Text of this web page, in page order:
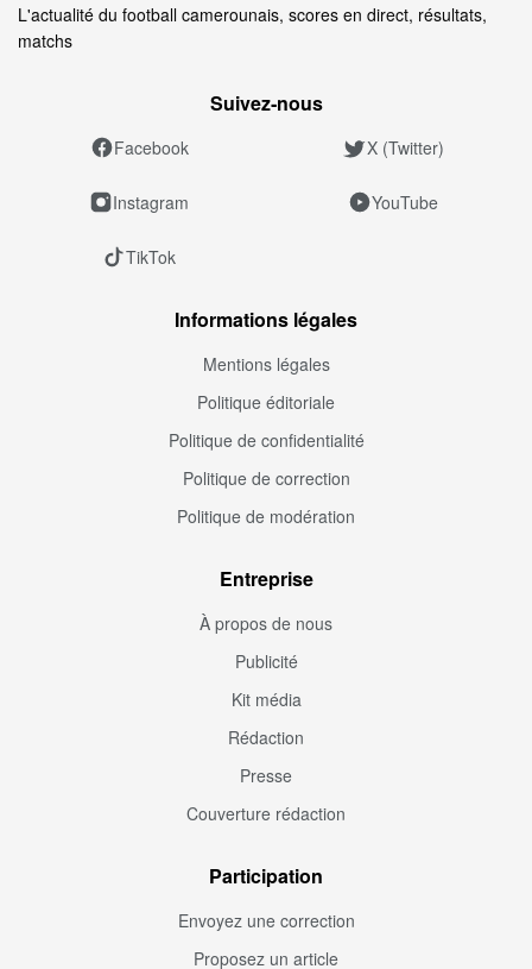
L'actualité du football camerounais, scores en direct, résultats,
matchs
Suivez‑nous
Facebook X (Twitter)
Instagram YouTube
TikTok
Informations légales
Mentions légales
Politique éditoriale
Politique de confidentialité
Politique de correction
Politique de modération
Entreprise
À propos de nous
Publicité
Kit média
Rédaction
Presse
Couverture rédaction
Participation
Envoyez une correction
Proposez un article